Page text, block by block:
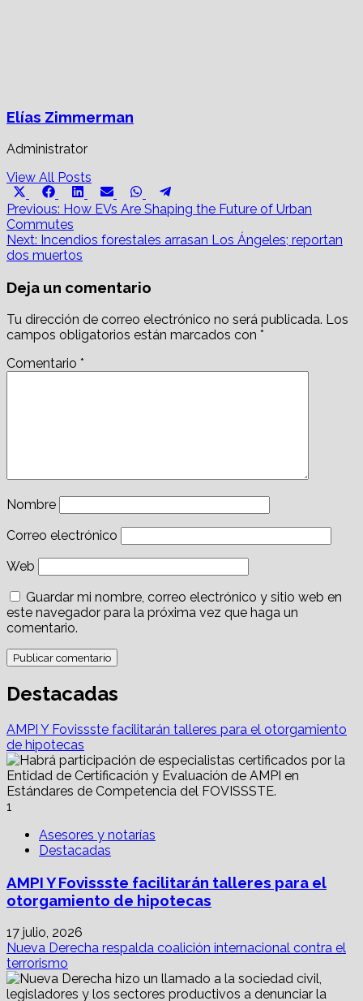
Elías Zimmerman
Administrator
View All Posts
Share
on
(Twitter)
Share
on
Facebook
Share
on
LinkedIn
Share
on
Email
Share
on
WhatsApp
on
Post
navigation
Previous: How EVs Are Shaping the Future of Urban
Commutes
Next: Incendios forestales arrasan Los Ángeles; reportan
dos muertos
Deja un comentario
Tu dirección de correo electrónico no será publicada. Los
campos obligatorios están marcados con *
Comentario *
Nombre
Correo electrónico
Web
Guardar mi nombre, correo electrónico y sitio web en
este navegador para la próxima vez que haga un
comentario.
Destacadas
AMPI Y Fovissste facilitarán talleres para el otorgamiento
de hipotecas
1
Asesores y notarías
Destacadas
AMPI Y Fovissste facilitarán talleres para el
otorgamiento de hipotecas
17 julio, 2026
Nueva Derecha respalda coalición internacional contra el
terrorismo